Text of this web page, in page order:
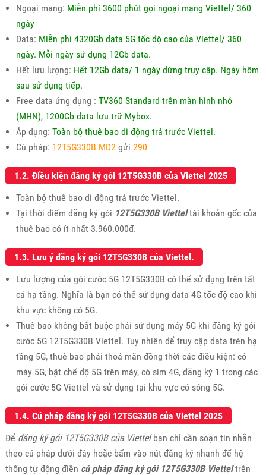
Ngoại mạng: Miễn phí 3600 phút gọi ngoại mạng Viettel/ 360
ngày
Data: Miễn phí 4320Gb data 5G tốc độ cao của Viettel/ 360
ngày. Mỗi ngày sử dụng 12Gb data.
Hết lưu lượng: Hết 12Gb data/ 1 ngày dừng truy cập. Ngày hôm
sau sử dụng tiếp.
Free data ứng dụng : TV360 Standard trên màn hình nhỏ
(MHN), 1200Gb data lưu trữ Mybox.
Áp dụng: Toàn bộ thuê bao di động trả trước Viettel.
Cú pháp: 12T5G330B MD2 gửi 290
1.2. Điều kiện đăng ký gói 12T5G330B của Viettel 2025
Toàn bộ thuê bao di động trả trước Viettel.
Tại thời điểm đăng ký gói 12T5G330B Vietteltài khoản gốc của
thuê bao có ít nhất 3.960.000đ.
1.3. Lưu ý đăng ký gói 12T5G330B của Viettel.
Lưu lượng của gói cước 5G 12T5G330B có thể sử dụng trên tất
cả hạ tầng. Nghĩa là bạn có thể sử dụng data 4G tốc độ cao khi
khu vực không có 5G.
Thuê bao không bắt buộc phải sử dụng máy 5G khi đăng ký gói
cước 5G 12T5G330B Viettel. Tuy nhiên để truy cập data trên hạ
tầng 5G, thuê bao phải thoả mãn đồng thời các điều kiện: có
máy 5G, bật chế độ 5G trên máy, có sim 4G, đăng ký 1 trong các
gói cước 5G Viettel và sử dụng tại khu vực có sóng 5G.
1.4. Cú pháp đăng ký gói 12T5G330B của Viettel 2025
Để đăng ký gói 12T5G330B của Viettelbạn chỉ cần soạn tin nhắn
theo cú pháp dưới đây hoặc bấm vào nút đăng ký nhanh để hệ
thống tự động điền cú pháp đăng ký gói 12T5G330B Vietteltrên